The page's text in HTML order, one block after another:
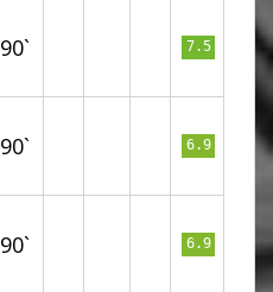
90` 7.5
90` 6.9
90` 6.9